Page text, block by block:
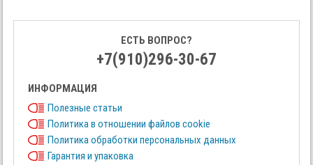
ЕСТЬ ВОПРОС?
+7(910)296-30-67
ИНФОРМАЦИЯ
Полезные статьи
Политика в отношении файлов cookie
Политика обработки персональных данных
Гарантия и упаковка